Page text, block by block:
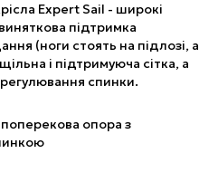
Expert Sail - широкі
підтримка
(ноги стоять на підлозі, а
і підтримуюча сітка, а
спинки.
опора з